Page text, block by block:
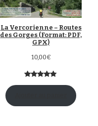
La Vercorienne – Routes
des Gorges (Format: PDF,
GPX)
10,00€